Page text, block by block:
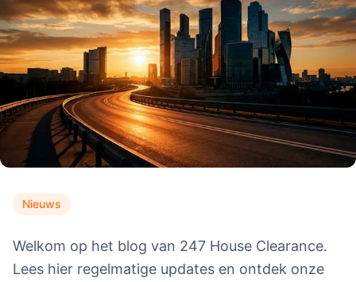
Nieuws
Welkom op het blog van 247 House Clearance.
Lees hier regelmatige updates en ontdek onze